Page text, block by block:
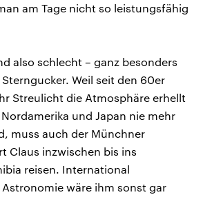
am Tage nicht so leistungsfähig
also schlecht – ganz besonders
Weil seit den 60er
Streulicht die Atmosphäre erhellt
und Japan nie mehr
muss auch der Münchner
Claus inzwischen bis ins
reisen. International
wäre ihm sonst gar